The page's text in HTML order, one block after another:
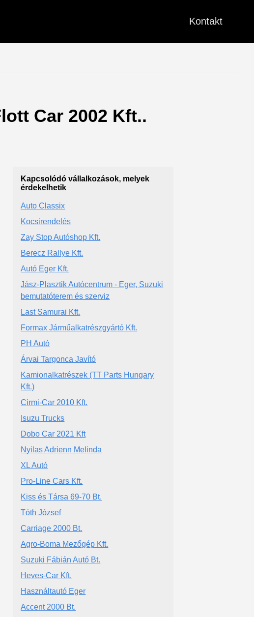
Kontakt
Car 2002 Kft..
Kapcsolódó vállalkozások, melyek
érdekelhetik
Auto Classix
Kocsirendelés
Zay Stop Autóshop Kft.
Berecz Rallye Kft.
Autó Eger Kft.
Jász-Plasztik Autócentrum - Eger, Suzuki
bemutatóterem és szerviz
Last Samurai Kft.
Formax Járműalkatrészgyártó Kft.
PH Autó
Árvai Targonca Javító
Kamionalkatrészek (TT Parts Hungary
Kft.)
Cirmi-Car 2010 Kft.
Isuzu Trucks
Dobo Car 2021 Kft
Nyilas Adrienn Melinda
XL Autó
Pro-Line Cars Kft.
Kiss és Társa 69-70 Bt.
Tóth József
Carriage 2000 Bt.
Agro-Boma Mezőgép Kft.
Suzuki Fábián Autó Bt.
Heves-Car Kft.
Használtautó Eger
Accent 2000 Bt.